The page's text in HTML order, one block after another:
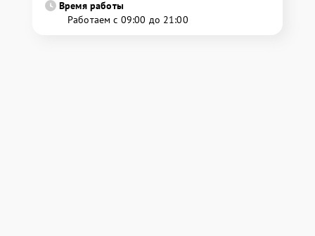
Время работы
Работаем с 09:00 до 21:00